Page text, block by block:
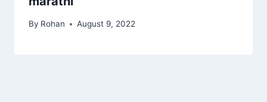
By Rohan August 9, 2022